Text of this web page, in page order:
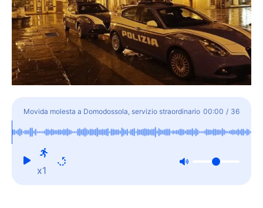
Movida molesta a Domodossola, servizio straordinario
della Polizia
00:00 / 36
x1